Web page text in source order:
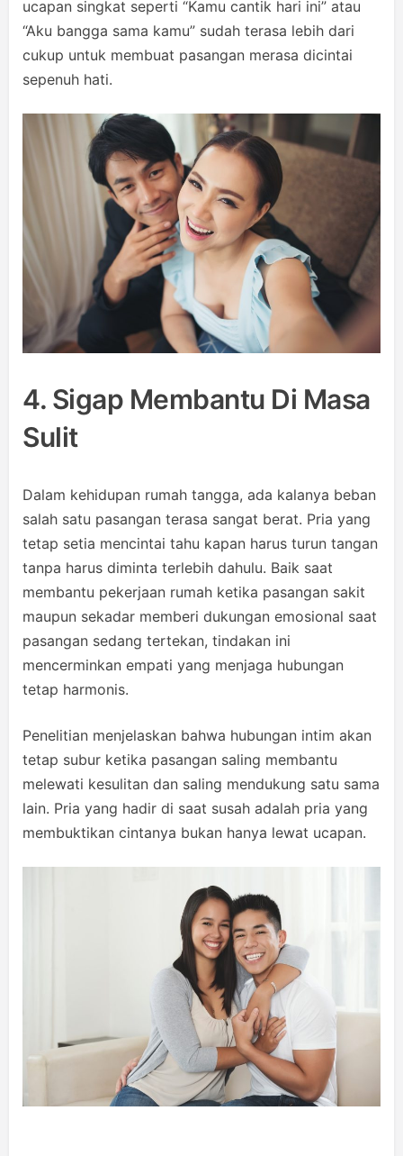
ucapan singkat seperti “Kamu cantik hari ini” atau
“Aku bangga sama kamu” sudah terasa lebih dari
cukup untuk membuat pasangan merasa dicintai
sepenuh hati.
4. Sigap Membantu Di Masa
Sulit
Dalam kehidupan rumah tangga, ada kalanya beban
salah satu pasangan terasa sangat berat. Pria yang
tetap setia mencintai tahu kapan harus turun tangan
tanpa harus diminta terlebih dahulu. Baik saat
membantu pekerjaan rumah ketika pasangan sakit
maupun sekadar memberi dukungan emosional saat
pasangan sedang tertekan, tindakan ini
mencerminkan empati yang menjaga hubungan
tetap harmonis.
Penelitian menjelaskan bahwa hubungan intim akan
tetap subur ketika pasangan saling membantu
melewati kesulitan dan saling mendukung satu sama
lain. Pria yang hadir di saat susah adalah pria yang
membuktikan cintanya bukan hanya lewat ucapan.